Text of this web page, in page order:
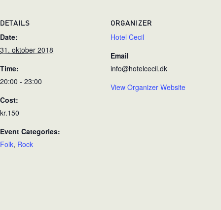
DETAILS
Date:
31. oktober 2018
Time:
20:00 - 23:00
Cost:
kr.150
Event Categories:
Folk, Rock
ORGANIZER
Hotel Cecil
Email
info@hotelcecil.dk
View Organizer Website